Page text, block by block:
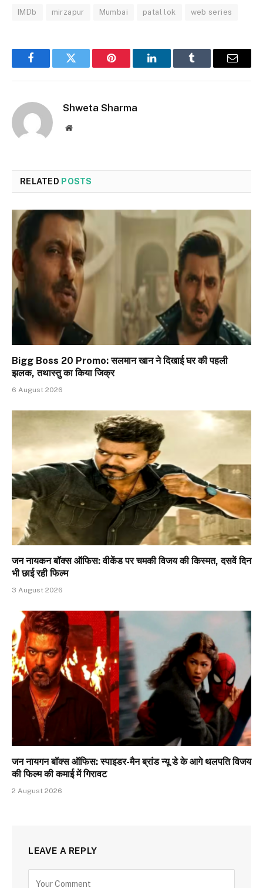
IMDb mirzapur Mumbai patal lok web series
FacebookTwitter Pinterest LinkedInTumblr Email
Shweta Sharma
Website
RELATED POSTS
Bigg Boss 20 Promo: सलमान खान ने दिखाई घर की पहली
झलक, तथास्तु का किया जिक्र
6 August 2026
जन नायकन बॉक्स ऑफिस: वीकेंड पर चमकी विजय की किस्मत, दसवें दिन
भी छाई रही फिल्म
3 August 2026
जन नायगन बॉक्स ऑफिस: स्पाइडर-मैन ब्रांड न्यू डे के आगे थलपति विजय
की फिल्म की कमाई में गिरावट
2 August 2026
LEAVE A REPLY